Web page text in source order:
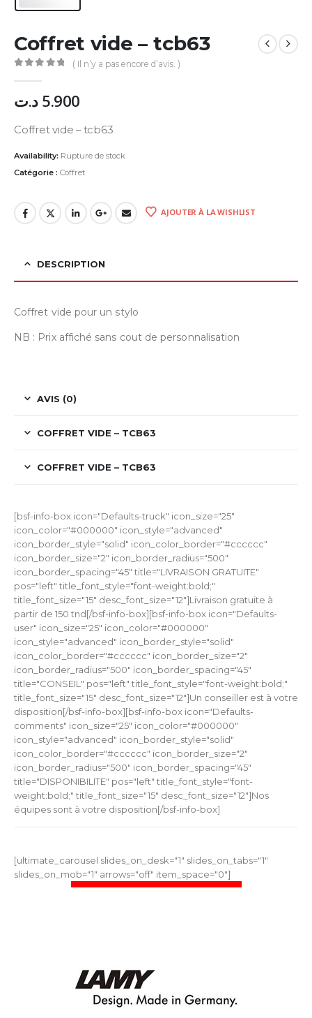
Coffret vide – tcb63
( Il n’y a pas encore d’avis. )
5.900 د.ت
Coffret vide – tcb63
Availability: Rupture de stock
Catégorie : Coffret
AJOUTER À LA WISHLIST
DESCRIPTION
Coffret vide pour un stylo
NB : Prix affiché sans cout de personnalisation
AVIS (0)
COFFRET VIDE – TCB63
COFFRET VIDE – TCB63
[bsf-info-box icon="Defaults-truck" icon_size="25"
icon_color="#000000" icon_style="advanced"
icon_border_style="solid" icon_color_border="#cccccc"
icon_border_size="2" icon_border_radius="500"
icon_border_spacing="45" title="LIVRAISON GRATUITE"
pos="left" title_font_style="font-weight:bold;"
title_font_size="15" desc_font_size="12"]Livraison gratuite à
partir de 150 tnd[/bsf-info-box][bsf-info-box icon="Defaults-
user" icon_size="25" icon_color="#000000"
icon_style="advanced" icon_border_style="solid"
icon_color_border="#cccccc" icon_border_size="2"
icon_border_radius="500" icon_border_spacing="45"
title="CONSEIL" pos="left" title_font_style="font-weight:bold;"
title_font_size="15" desc_font_size="12"]Un conseiller est à votre
disposition[/bsf-info-box][bsf-info-box icon="Defaults-
comments" icon_size="25" icon_color="#000000"
icon_style="advanced" icon_border_style="solid"
icon_color_border="#cccccc" icon_border_size="2"
icon_border_radius="500" icon_border_spacing="45"
title="DISPONIBILITE" pos="left" title_font_style="font-
weight:bold;" title_font_size="15" desc_font_size="12"]Nos
équipes sont à votre disposition[/bsf-info-box]
[ultimate_carousel slides_on_desk="1" slides_on_tabs="1"
slides_on_mob="1" arrows="off" item_space="0"]